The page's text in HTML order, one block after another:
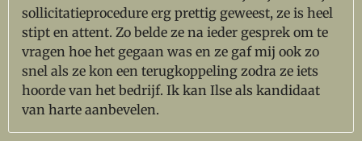
sollicitatieprocedure erg prettig geweest, ze is heel
stipt en attent. Zo belde ze na ieder gesprek om te
vragen hoe het gegaan was en ze gaf mij ook zo
snel als ze kon een terugkoppeling zodra ze iets
hoorde van het bedrijf. Ik kan Ilse als kandidaat
van harte aanbevelen.